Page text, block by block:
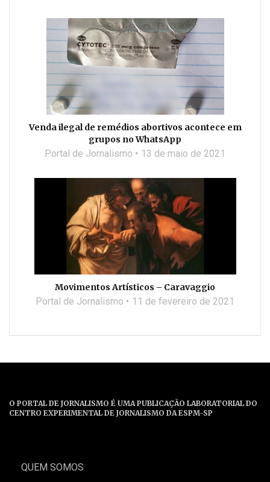
Venda ilegal de remédios abortivos acontece em
grupos no WhatsApp
Portal de Jornalismo 13 de maio de 2021
Movimentos Artísticos – Caravaggio
Portal de Jornalismo 11 de fevereiro de 2021
O PORTAL DE JORNALISMO É UMA PUBLICAÇÃO LABORATORIAL DO
CENTRO EXPERIMENTAL DE JORNALISMO DA ESPM-SP
QUEM SOMOS